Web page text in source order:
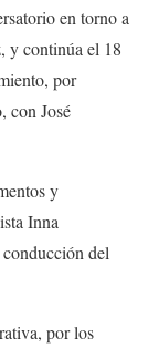
en tornoa
y continúa el 18
, por
, con José
y
Inna
del
, porlos